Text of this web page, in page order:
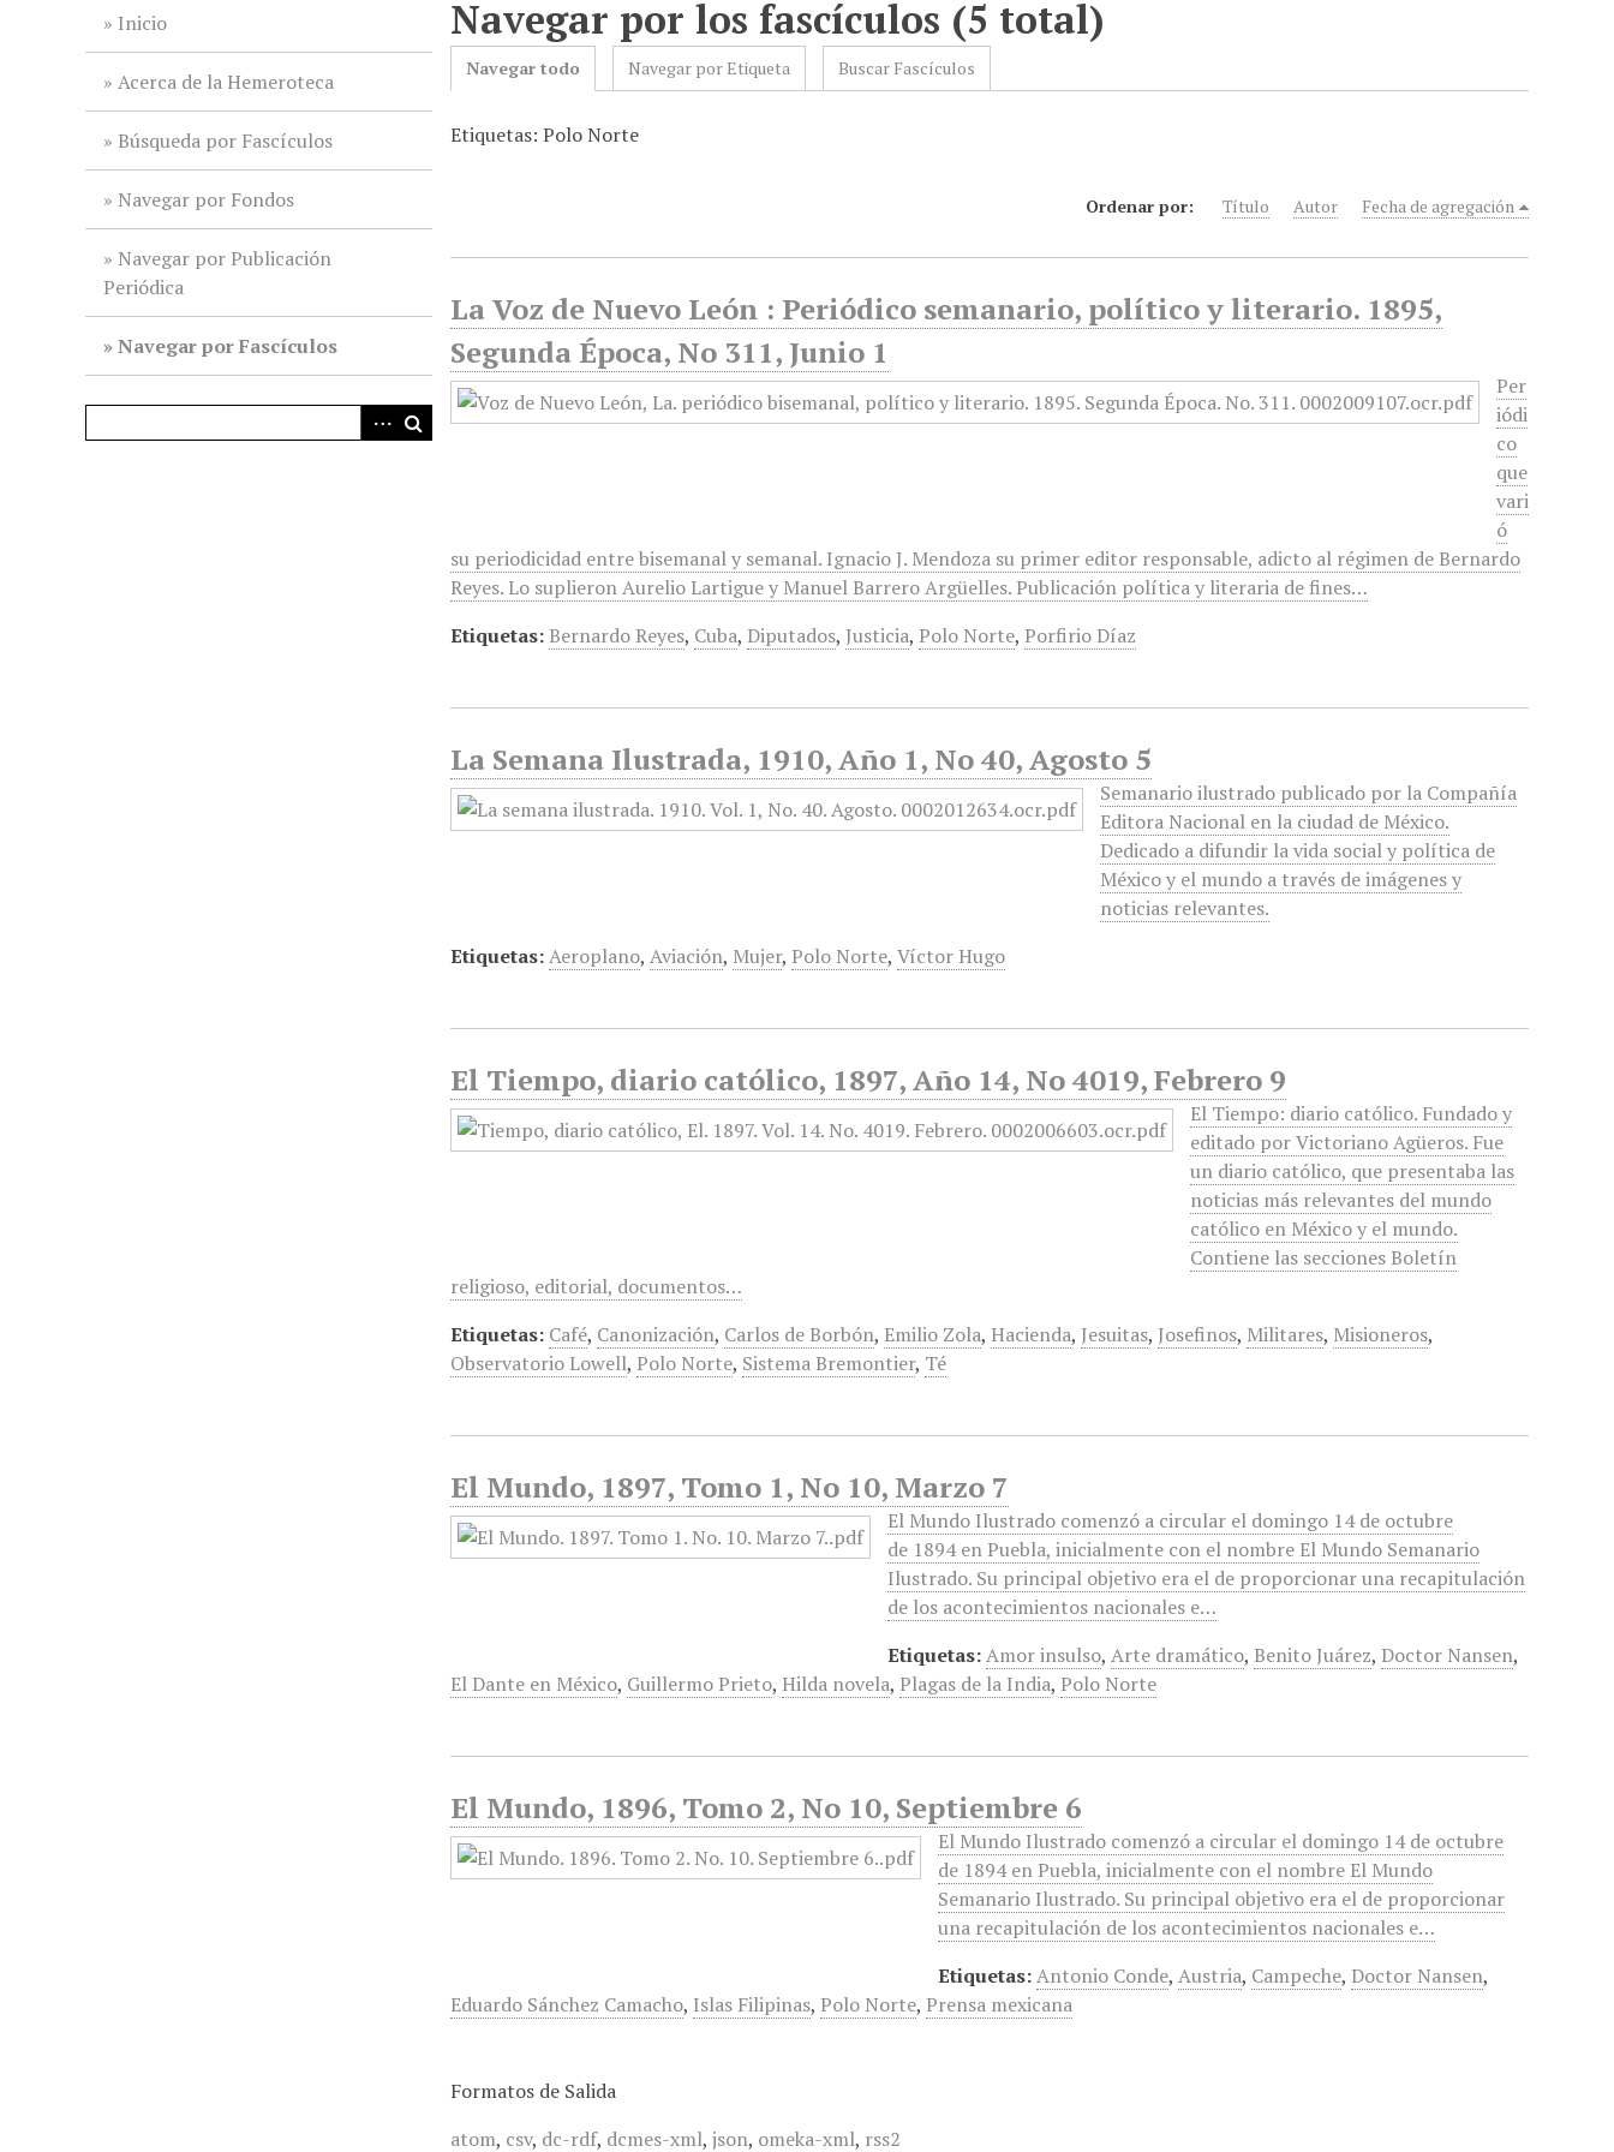
Inicio
Acerca de la Hemeroteca
Búsqueda por Fascículos
Navegar por Fondos
Navegar por Publicación
Periódica
Navegar por Fascículos
Navegar por los fascículos (5 total)
Navegar todo Navegar por Etiqueta Buscar Fascículos
Etiquetas: Polo Norte
Ordenar por: Título Autor Fecha de agregación
La Voz de Nuevo León : Periódico semanario, político y literario. 1895,
Segunda Época, No 311, Junio 1
Per
iódi
co
que
vari
ó
su periodicidad entre bisemanal y semanal. Ignacio J. Mendoza su primer editor responsable, adicto al régimen de Bernardo
Reyes. Lo suplieron Aurelio Lartigue y Manuel Barrero Argüelles. Publicación política y literaria de fines…
Etiquetas: Bernardo Reyes, Cuba, Diputados, Justicia, Polo Norte, Porfirio Díaz
La Semana Ilustrada, 1910, Año 1, No 40, Agosto 5
Semanario ilustrado publicado por la Compañía
Editora Nacional en la ciudad de México.
Dedicado a difundir la vida social y política de
México y el mundo a través de imágenes y
noticias relevantes.
Etiquetas:Aeroplano,Aviación, Mujer, Polo Norte,Víctor Hugo
El Tiempo, diario católico, 1897, Año 14, No 4019, Febrero 9
El Tiempo: diario católico. Fundado y
editado por Victoriano Agüeros. Fue
un diario católico, que presentaba las
noticias más relevantes del mundo
católico en México y el mundo.
Contiene las secciones Boletín
religioso, editorial, documentos…
Etiquetas: Café, Canonización, Carlos de Borbón, Emilio Zola, Hacienda, Jesuitas, Josefinos, Militares, Misioneros,
Observatorio Lowell, Polo Norte, Sistema Bremontier, Té
El Mundo, 1897, Tomo 1, No 10, Marzo 7
El Mundo Ilustrado comenzó a circular el domingo 14 de octubre
de 1894 en Puebla, inicialmente con el nombre El Mundo Semanario
Ilustrado. Su principal objetivo era el de proporcionar una recapitulación
de los acontecimientos nacionales e…
Etiquetas:Amor insulso,Arte dramático, Benito Juárez, Doctor Nansen,
El Dante en México, Guillermo Prieto, Hilda novela, Plagas de la India, Polo Norte
El Mundo, 1896, Tomo 2, No 10, Septiembre 6
El Mundo Ilustrado comenzó a circular el domingo 14 de octubre
de 1894 en Puebla, inicialmente con el nombre El Mundo
Semanario Ilustrado. Su principal objetivo era el de proporcionar
una recapitulación de los acontecimientos nacionales e…
Etiquetas:Antonio Conde,Austria, Campeche, Doctor Nansen,
Eduardo Sánchez Camacho, Islas Filipinas, Polo Norte, Prensa mexicana
Formatos de Salida
atom, csv, dc-rdf, dcmes-xml,json, omeka-xml, rss2